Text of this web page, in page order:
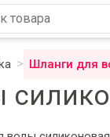
Шланги для